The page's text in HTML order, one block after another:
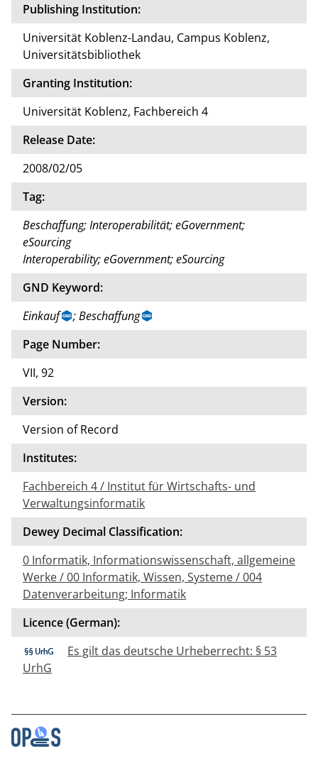
Publishing Institution:
Universität Koblenz-Landau, Campus Koblenz,
Universitätsbibliothek
Granting Institution:
Universität Koblenz, Fachbereich 4
Release Date:
2008/02/05
Tag:
Beschaffung; Interoperabilität; eGovernment;
eSourcing
Interoperability; eGovernment; eSourcing
GND Keyword:
Einkauf
; Beschaffung
Page Number:
VII, 92
Version:
Version of Record
Institutes:
Fachbereich 4 / Institut für Wirtschafts- und
Verwaltungsinformatik
Dewey Decimal Classification:
0 Informatik, Informationswissenschaft, allgemeine
Werke / 00 Informatik, Wissen, Systeme / 004
Datenverarbeitung; Informatik
Licence (German):
Es gilt das deutsche Urheberrecht: § 53
UrhG